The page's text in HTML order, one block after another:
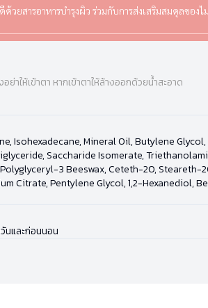
ยสารอาหารบำรุงผิว ร่วมกับการส่งเสริมสมดุลของ
าให้เข้าตา หากเข้าตาให้ล้างออกด้วยน้ำสะอาด
Isohexadecane, Mineral Oil, Butylene
Saccharide Isomerate,
3 Beeswax, Ceteth-20, Steareth-
Citrate, Pentylene Glycol, 1,2-Hexanediol,
นและก่อนนอน